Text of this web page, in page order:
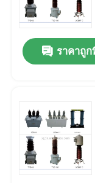
ราคาถู